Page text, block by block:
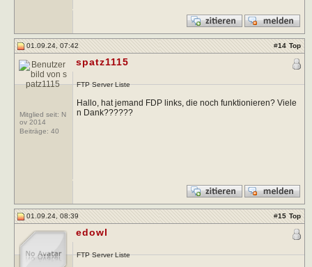
01.09.24, 07:42 #14 Top
Mitglied seit: N
ov 2014
Beiträge: 40
spatz1115
FTP Server Liste
Hallo, hat jemand FDP links, die noch funktionieren? Viele
n Dank??????
01.09.24, 08:39 #15 Top
edowl
FTP Server Liste